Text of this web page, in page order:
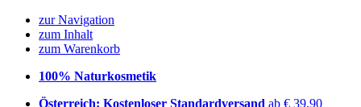
zur Navigation
zum Inhalt
zum Warenkorb
100% Naturkosmetik
Österreich: Kostenloser Standardversand ab € 39,90